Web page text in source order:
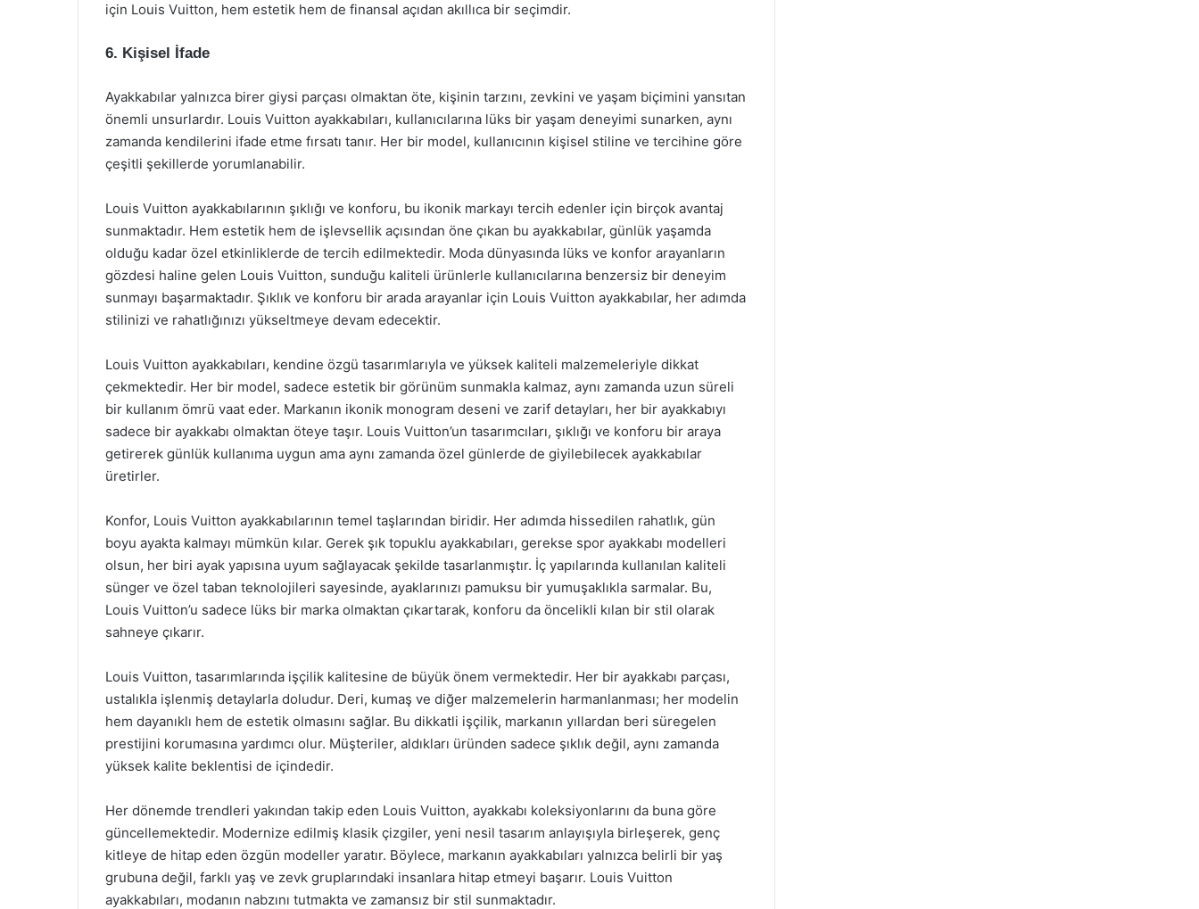
için Louis Vuitton, hem estetik hem de finansal açıdan akıllıca bir seçimdir.
6. Kişisel İfade
Ayakkabılar yalnızca birer giysi parçası olmaktan öte, kişinin tarzını, zevkini ve yaşam biçimini yansıtan
önemli unsurlardır. Louis Vuitton ayakkabıları, kullanıcılarına lüks bir yaşam deneyimi sunarken, aynı
zamanda kendilerini ifade etme fırsatı tanır. Her bir model, kullanıcının kişisel stiline ve tercihine göre
çeşitli şekillerde yorumlanabilir.
Louis Vuitton ayakkabılarının şıklığı ve konforu, bu ikonik markayı tercih edenler için birçok avantaj
sunmaktadır. Hem estetik hem de işlevsellik açısından öne çıkan bu ayakkabılar, günlük yaşamda
olduğu kadar özel etkinliklerde de tercih edilmektedir. Moda dünyasında lüks ve konfor arayanların
gözdesi haline gelen Louis Vuitton, sunduğu kaliteli ürünlerle kullanıcılarına benzersiz bir deneyim
sunmayı başarmaktadır. Şıklık ve konforu bir arada arayanlar için Louis Vuitton ayakkabılar, her adımda
stilinizi ve rahatlığınızı yükseltmeye devam edecektir.
Louis Vuitton ayakkabıları, kendine özgü tasarımlarıyla ve yüksek kaliteli malzemeleriyle dikkat
çekmektedir. Her bir model, sadece estetik bir görünüm sunmakla kalmaz, aynı zamanda uzun süreli
bir kullanım ömrü vaat eder. Markanın ikonik monogram deseni ve zarif detayları, her bir ayakkabıyı
sadece bir ayakkabı olmaktan öteye taşır. Louis Vuitton’un tasarımcıları, şıklığı ve konforu bir araya
getirerek günlük kullanıma uygun ama aynı zamanda özel günlerde de giyilebilecek ayakkabılar
üretirler.
Konfor, Louis Vuitton ayakkabılarının temel taşlarından biridir. Her adımda hissedilen rahatlık, gün
boyu ayakta kalmayı mümkün kılar. Gerek şık topuklu ayakkabıları, gerekse spor ayakkabı modelleri
olsun, her biri ayak yapısına uyum sağlayacak şekilde tasarlanmıştır. İç yapılarında kullanılan kaliteli
sünger ve özel taban teknolojileri sayesinde, ayaklarınızı pamuksu bir yumuşaklıkla sarmalar. Bu,
Louis Vuitton’u sadece lüks bir marka olmaktan çıkartarak, konforu da öncelikli kılan bir stil olarak
sahneye çıkarır.
Louis Vuitton, tasarımlarında işçilik kalitesine de büyük önem vermektedir. Her bir ayakkabı parçası,
ustalıkla işlenmiş detaylarla doludur. Deri, kumaş ve diğer malzemelerin harmanlanması; her modelin
hem dayanıklı hem de estetik olmasını sağlar. Bu dikkatli işçilik, markanın yıllardan beri süregelen
prestijini korumasına yardımcı olur. Müşteriler, aldıkları üründen sadece şıklık değil, aynı zamanda
yüksek kalite beklentisi de içindedir.
Her dönemde trendleri yakından takip eden Louis Vuitton, ayakkabı koleksiyonlarını da buna göre
güncellemektedir. Modernize edilmiş klasik çizgiler, yeni nesil tasarım anlayışıyla birleşerek, genç
kitleye de hitap eden özgün modeller yaratır. Böylece, markanın ayakkabıları yalnızca belirli bir yaş
grubuna değil, farklı yaş ve zevk gruplarındaki insanlara hitap etmeyi başarır. Louis Vuitton
ayakkabıları, modanın nabzını tutmakta ve zamansız bir stil sunmaktadır.